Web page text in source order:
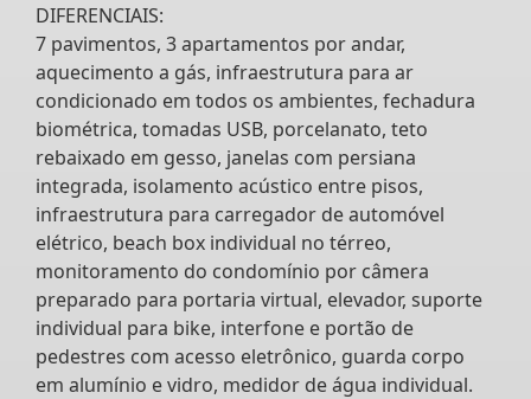
DIFERENCIAIS:
7 pavimentos, 3 apartamentos por andar,
aquecimento a gás, infraestrutura para ar
condicionado em todos os ambientes, fechadura
biométrica, tomadas USB, porcelanato, teto
rebaixado em gesso, janelas com persiana
integrada, isolamento acústico entre pisos,
infraestrutura para carregador de automóvel
elétrico, beach box individual no térreo,
monitoramento do condomínio por câmera
preparado para portaria virtual, elevador, suporte
individual para bike, interfone e portão de
pedestres com acesso eletrônico, guarda corpo
em alumínio e vidro, medidor de água individual.